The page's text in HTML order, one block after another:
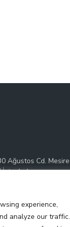
experience,
analyze our traffic.
Ağustos Cd. Mesire
İstanbul